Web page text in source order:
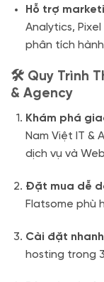
Hỗ trợ
Analytics,
phân tích
🛠️ Quy Trình
& Agency
Khám phá
Nam Việt IT &
dịch vụ và
Đặt mua dễ
Flatsome phù
Cài đặt
hosting trong